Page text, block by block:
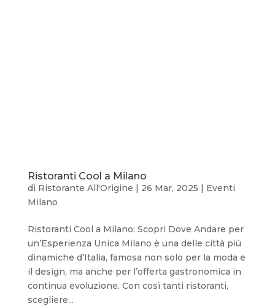
Ristoranti Cool a Milano
di Ristorante All'Origine | 26 Mar, 2025 | Eventi
Milano
Ristoranti Cool a Milano: Scopri Dove Andare per
un’Esperienza Unica Milano è una delle città più
dinamiche d’Italia, famosa non solo per la moda e
il design, ma anche per l’offerta gastronomica in
continua evoluzione. Con così tanti ristoranti,
scegliere...